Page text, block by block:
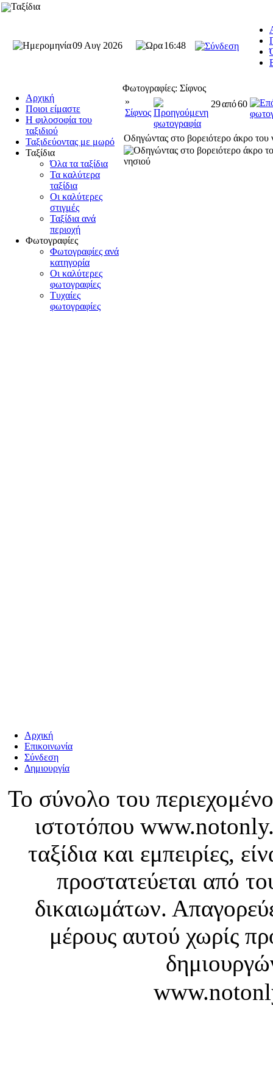
Ταξίδια
09 Αυγ 2026 16:48
Αρχική
Ποιοι είμαστε
Η φιλοσοφία του
ταξιδιού
Ταξιδεύοντας με μωρό
Ταξίδια
Όλα τα ταξίδια
Τα καλύτερα
ταξίδια
Οι καλύτερες
στιγμές
Ταξίδια ανά
περιοχή
Φωτογραφίες
Φωτογραφίες ανά
κατηγορία
Οι καλύτερες
φωτογραφίες
Τυχαίες
φωτογραφίες
Φωτογραφίες: Σίφνος
»
Σίφνος
29από60
Οδηγώντας στο βορειότερο άκρο του
Αρχική
Επικοινωνία
Σύνδεση
Δημιουργία
Το σύνολο του
ιστοτόπου
ταξίδια και εμπειρίες,
προστατεύεται από
δικαιωμάτων.
μέρους αυτού χωρίς